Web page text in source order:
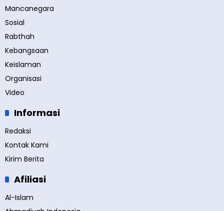
Mancanegara
Sosial
Rabthah
Kebangsaan
Keislaman
Organisasi
Video
Informasi
Redaksi
Kontak Kami
Kirim Berita
Afiliasi
Al-Islam